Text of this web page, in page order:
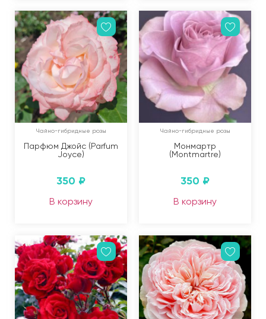
Чайно-гибридные розы
Парфюм Джойс (Parfum
Joyce)
350 ₽
В корзину
Чайно-гибридные розы
Монмартр
(Montmartre)
350 ₽
В корзину